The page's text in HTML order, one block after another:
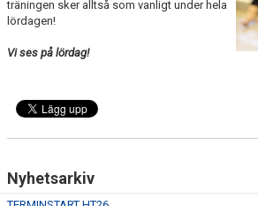
träningen sker alltså som vanligt under hela
lördagen!
Vi ses på lördag!
Nyhetsarkiv